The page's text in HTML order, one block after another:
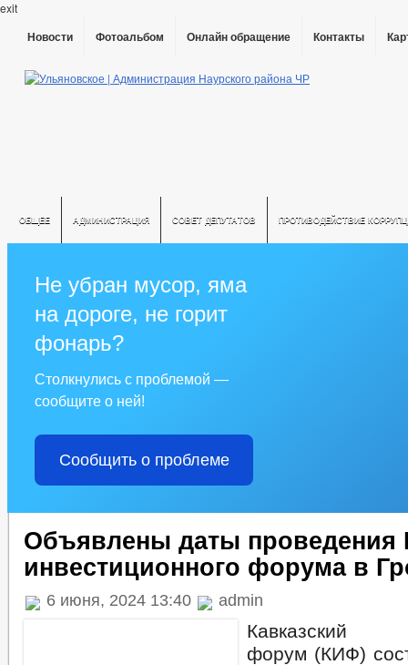
exit
Новости Фотоальбом Онлайн обращение Контакты
ОБЩЕЕ АДМИНИСТРАЦИЯ СОВЕТ ДЕПУТАТОВ ПРОТИВОДЕЙСТВИЕ
Не убран мусор, яма
на дороге, не горит
фонарь?
Столкнулись с проблемой —
сообщите о ней!
Сообщить о проблеме
Объявлены даты проведения
инвестиционного форума в
6 июня, 2024 13:40 admin
Кавказский
форум (КИФ)